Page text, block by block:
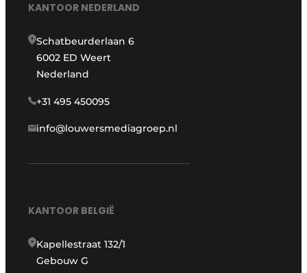
KANTOOR NEDERLAND
Schatbeurderlaan 6
6002 ED Weert
Nederland
+31 495 450095
info@louwersmediagroep.nl
KANTOOR BELGIË
Kapellestraat 132/1
Gebouw G